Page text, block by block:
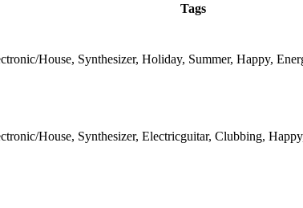
Tags
House, Synthesizer, Holiday, Summer, Happy,
House, Synthesizer, Electricguitar, Clubbing,